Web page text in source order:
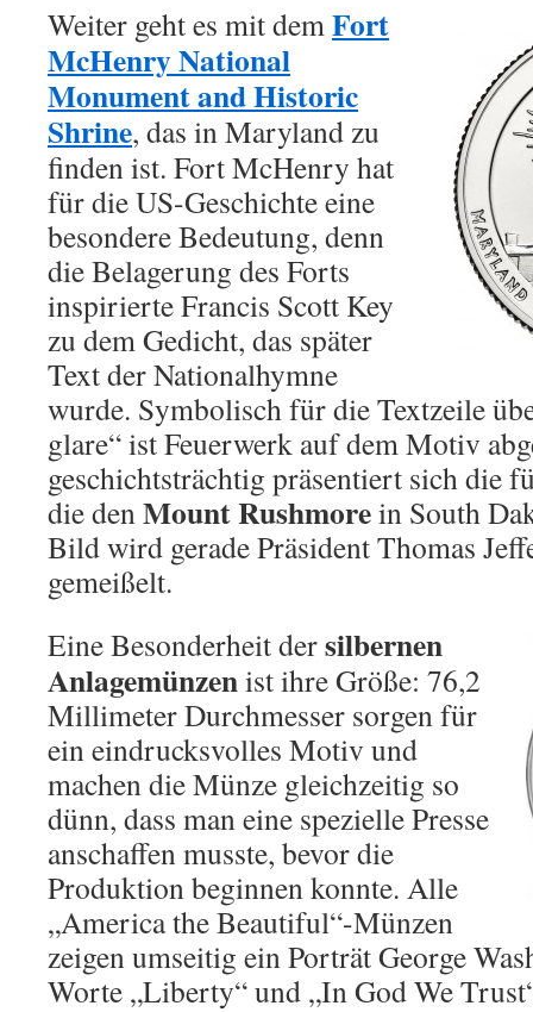
Weiter geht es mit demFort
McHenry National
Monument and Historic
Shrine, das in Maryland zu
finden ist. Fort McHenry hat
für die US-Geschichte eine
besondere Bedeutung, denn
die Belagerung des Forts
inspirierte Francis Scott Key
zu dem Gedicht, das später
Text der Nationalhymne
wurde. Symbolisch für die Textzeile
glare“ ist Feuerwerk auf dem Motiv
geschichtsträchtig präsentiert sich die
die denMount Rushmorein South
Bild wird gerade Präsident Thomas
gemeißelt.
Eine Besonderheit dersilbernen
Anlagemünzenist ihre Größe: 76,2
Millimeter Durchmesser sorgen für
ein eindrucksvolles Motiv und
machen die Münze gleichzeitig so
dünn, dass man eine spezielle Presse
anschaffen musste, bevor die
Produktion beginnen konnte. Alle
„America the Beautiful“-Münzen
zeigen umseitig ein Porträt George
Worte „Liberty“ und „In God We